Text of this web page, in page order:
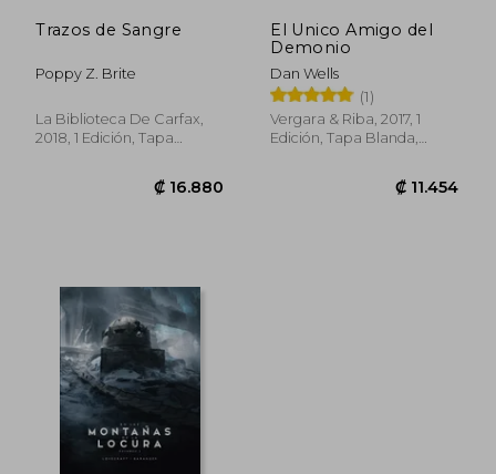
Trazos de Sangre
Poppy Z. Brite
La Biblioteca De Carfax,
2018, 1 Edición, Tapa
El Unico Amigo del
Demonio
Dan Wells
(1)
Vergara & Riba, 2017, 1
Edición, Tapa Blanda,